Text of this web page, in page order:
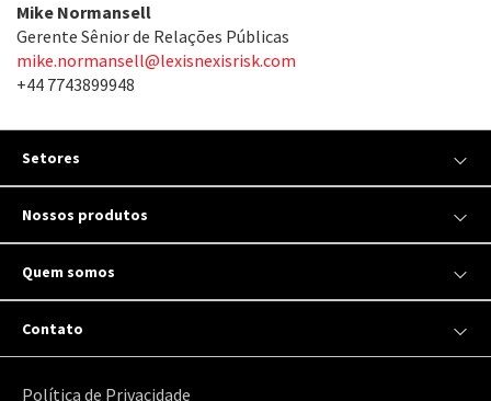
Mike Normansell
Gerente Sênior de Relações Públicas
mike.normansell@lexisnexisrisk.com
+44 7743899948
Setores
Nossos produtos
Quem somos
Contato
Política de Privacidade